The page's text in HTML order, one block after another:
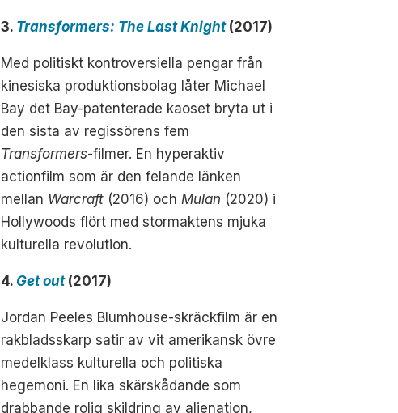
3. Transformers: The Last Knight (2017)
Med politiskt kontroversiella pengar från
kinesiska produktionsbolag låter Michael
Bay det Bay-patenterade kaoset bryta ut i
den sista av regissörens fem
Transformers-filmer. En hyperaktiv
actionfilm som är den felande länken
mellan Warcraft (2016) ochMulan (2020) i
Hollywoods flört med stormaktens mjuka
kulturella revolution.
4. Get out(2017)
Jordan Peeles Blumhouse-skräckfilm är en
rakbladsskarp satir av vit amerikansk övre
medelklass kulturella och politiska
hegemoni. En lika skärskådande som
drabbande rolig skildring av alienation,